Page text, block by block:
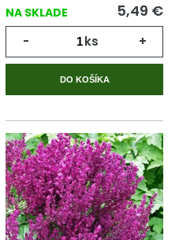
NA SKLADE 5,49 €
- ks +
DO KOŠÍKA